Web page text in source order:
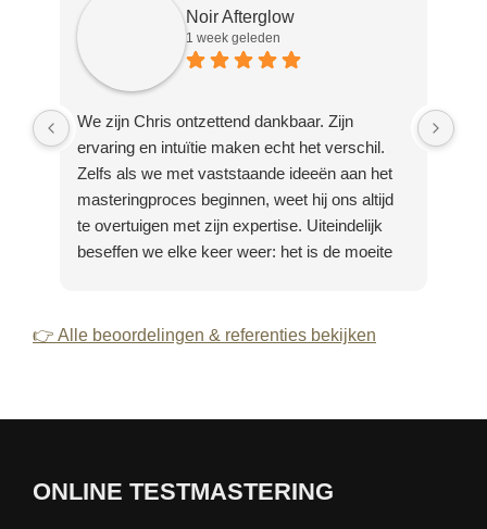
Noir Afterglow
1 week geleden
We zijn Chris ontzettend dankbaar. Zijn
ervaring en intuïtie maken echt het verschil.
Zelfs als we met vaststaande ideeën aan het
masteringproces beginnen, weet hij ons altijd
te overtuigen met zijn expertise. Uiteindelijk
beseffen we elke keer weer: het is de moeite
👉 Alle beoordelingen & referenties bekijken
ONLINE TESTMASTERING